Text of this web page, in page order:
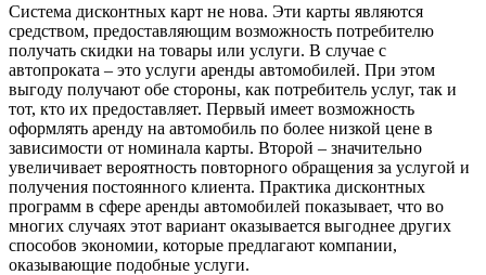
Система дисконтных карт не нова. Эти карты являются
средством, предоставляющим возможность потребителю
получать скидки на товары или услуги. В случае с
автопроката – это услуги аренды автомобилей. При этом
выгоду получают обе стороны, как потребитель услуг, так и
тот, кто их предоставляет. Первый имеет возможность
оформлять аренду на автомобиль по более низкой цене в
зависимости от номинала карты. Второй – значительно
увеличивает вероятность повторного обращения за услугой и
получения постоянного клиента. Практика дисконтных
программ в сфере аренды автомобилей показывает, что во
многих случаях этот вариант оказывается выгоднее других
способов экономии, которые предлагают компании,
оказывающие подобные услуги.